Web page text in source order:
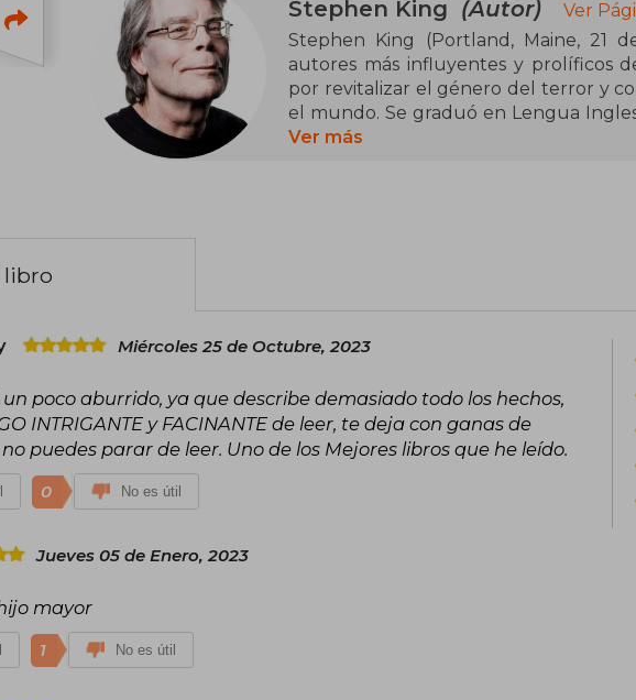
Stephen King (Autor)
Ver
Stephen King (Portland, Maine, 21
autores más influyentes y prolíficos
por revitalizar el género del terror y
el mundo. Se graduó en Lengua
como profesor antes de dedicarse
500 millones de ejemplares y ha sido
A lo largo de su carrera, King ha
que destacan el National Book
estadounidense (2003), la Medalla
premios Bram Stoker, World
Considerado el “rey del terror”, su
cultura popular y sigue siendo un
escritores de ficción. Actualmente
participando activamente en la vida
Ver más
libro
Miércoles 25 de Octubre, 2023
poco aburrido, ya que describe demasiado todo los hechos,
INTRIGANTE y FACINANTE de leer, te deja con ganas de
puedes parar de leer. Uno de los Mejores libros que he leído.
0 No es útil
Jueves 05 de Enero, 2023
mayor
1 No es útil